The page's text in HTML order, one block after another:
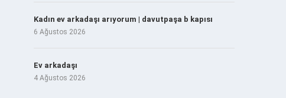
Kadın ev arkadaşı arıyorum | davutpaşa b kapısı
6 Ağustos 2026
Ev arkadaşı
4 Ağustos 2026